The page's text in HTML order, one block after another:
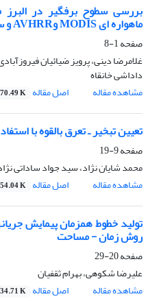
بررسی سطوح برفگیر در البرز
ماهواره ای MODIS وAVHRR و سامانه اطلاعات جغرافیایی (GIS)
صفحه1-8
غلامرضا دینی، پرویز ضیائیان
داداشی خانقاه
مشاهده مقاله
اصل مقاله K
تعیین تبخیر ـ تعرق بالقوه با
صفحه9-19
محمد شایان نژاد، سید جواد ساداتی
مشاهده مقاله
اصل مقاله K
تولید خطوط همزمان پیمایش
روش زمان - مساحت
صفحه20-29
علیرضا شکوهی، بهرام ثقفیان
مشاهده مقاله
اصل مقاله K